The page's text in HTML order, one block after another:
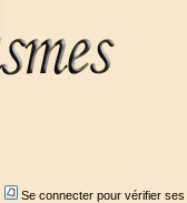
Se connecter pour vérifier